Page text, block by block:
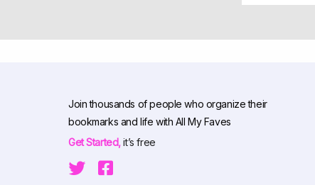
Join thousands of people who organize their
bookmarks and life with All My Faves
Get Started,it’s free